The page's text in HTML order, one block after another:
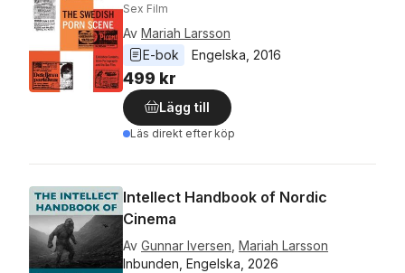
Sex Film
Av Mariah Larsson
E-bok
Engelska 2016
499 kr
Lägg till
Läs direkt efter köp
Intellect Handbook of Nordic
Cinema
Av Gunnar Iversen Mariah Larsson
Inbunden, Engelska, 2026